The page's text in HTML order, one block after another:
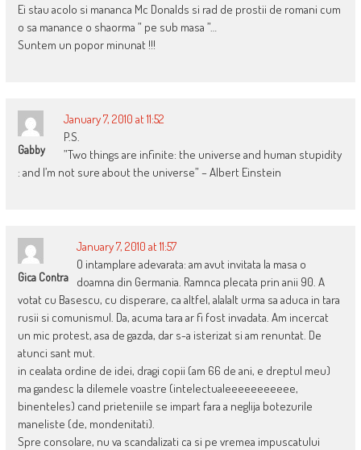
Ei stau acolo si mananca Mc Donalds si rad de prostii de romani cum
o sa manance o shaorma ” pe sub masa ”…
Suntem un popor minunat !!!
Gabby
January 7, 2010 at 11:52
P.S.
”Two things are infinite: the universe and human stupidity
: and I’m not sure about the universe” – Albert Einstein
Gica Contra
January 7, 2010 at 11:57
O intamplare adevarata: am avut invitata la masa o
doamna din Germania. Ramnca plecata prin anii 90. A
votat cu Basescu, cu disperare, ca altfel, alalalt urma sa aduca in tara
rusii si comunismul. Da, acuma tara ar fi fost invadata. Am incercat
un mic protest, asa de gazda, dar s-a isterizat si am renuntat. De
atunci sant mut.
in cealata ordine de idei, dragi copii (am 66 de ani, e dreptul meu)
ma gandesc la dilemele voastre (intelectualeeeeeeeeeee,
binenteles) cand prieteniile se impart fara a neglija botezurile
maneliste (de, mondenitati).
Spre consolare, nu va scandalizati ca si pe vremea impuscatului